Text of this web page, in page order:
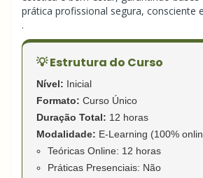
prática profissional segura, consciente
.
💡 Estrutura do Curso
Nível: Inicial
Formato: Curso Único
Duração Total: 12 horas
Modalidade: E-Learning (100%
Teóricas Online: 12 horas
Práticas Presenciais: Não